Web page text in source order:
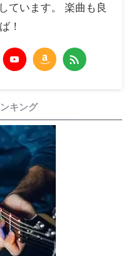
ています。 楽曲も良
！
キング